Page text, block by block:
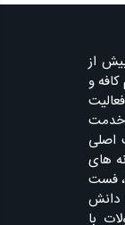
از
و
خدمت
اصلی
های
فست
دانش
با